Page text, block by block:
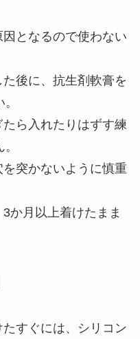
となるので使わない
後に、抗生剤軟膏を
ら入れたりはずす練
突かないように慎重
か月以上着けたまま
すぐには、シリコン